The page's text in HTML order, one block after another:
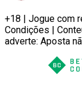
+18 | Jogue com
Condições |
adverte: Aposta